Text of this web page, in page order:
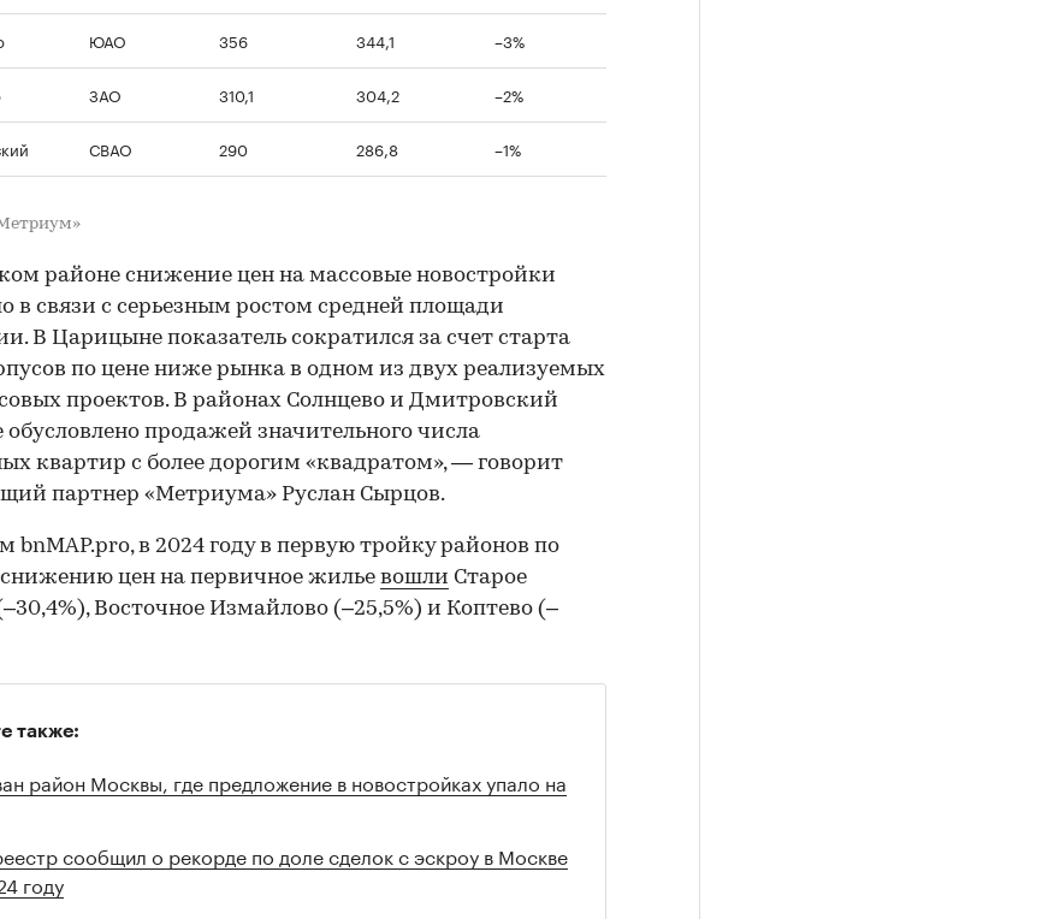
00:00
ЮАО 356 344,1 –3%
ЗАО 310,1 304,2 –2%
СВАО 290 286,8 –1%
районе снижение цен на массовые новостройки
в связи с серьезным ростом средней площади
В Царицыне показатель сократился за счет старта
по цене ниже рынка в одном из двух реализуемых
проектов. В районах Солнцево и Дмитровский
продажей значительного числа
квартир с более дорогим «квадратом», — говорит
партнер «Метриума» Руслан Сырцов.
bnMAP.pro, в 2024 году в первую тройку районов по
цен на первичное жилье вошли Старое
Восточное Измайлово (–25,5%) и Коптево (–
также:
район Москвы, где предложение в новостройках упало на
сообщил о рекорде по доле сделок с эскроу в Москве
году